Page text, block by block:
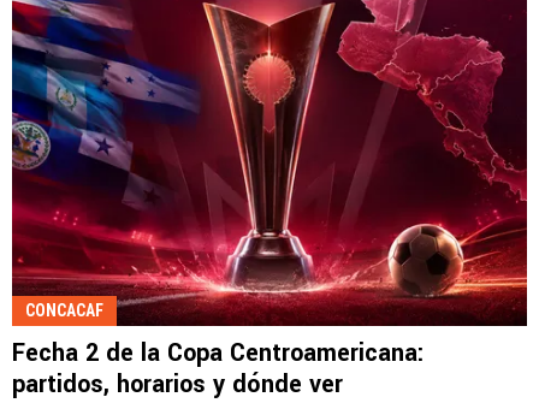
CONCACAF
Fecha 2 de la Copa Centroamericana:
partidos, horarios y dónde ver